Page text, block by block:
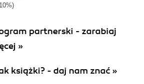
partnerski - zarabiaj
»
książki? - daj nam znać »